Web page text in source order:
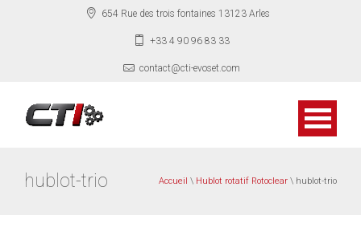
654 Rue des trois fontaines 13123 Arles
+33 4 90 96 83 33
contact@cti-evoset.com
hublot-trio Accueil \ Hublot rotatif Rotoclear \ hublot-trio